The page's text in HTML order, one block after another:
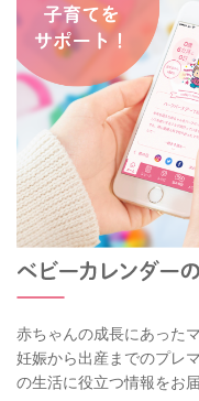
赤ちゃんの成長にあった
妊娠から出産までのプレ
の生活に役立つ情報をお届